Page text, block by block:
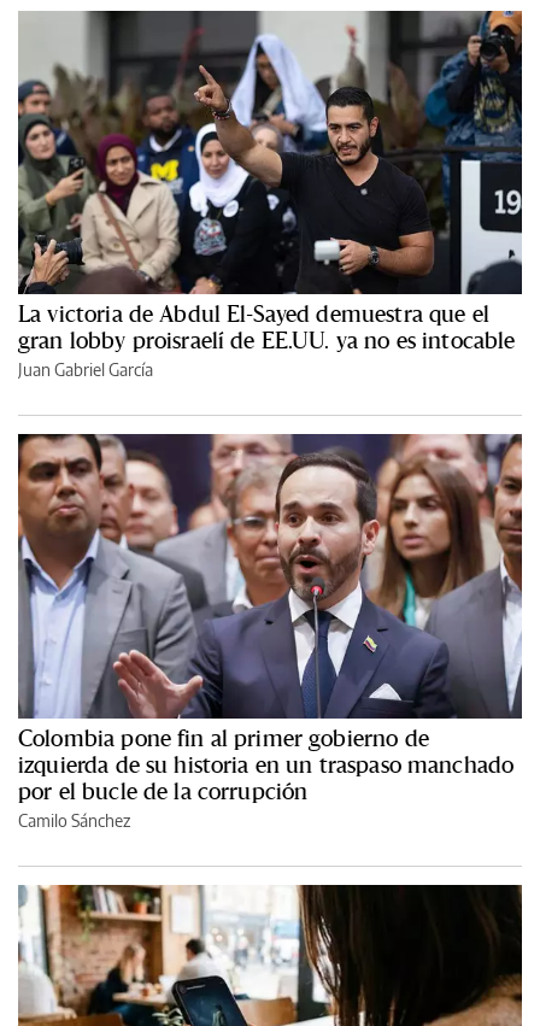
La victoria de Abdul El-Sayed demuestra que el
gran lobby proisraelí de EE.UU. ya no es intocable
Juan Gabriel García
Colombia pone fin al primer gobierno de
izquierda de su historia en un traspaso manchado
por el bucle de la corrupción
Camilo Sánchez